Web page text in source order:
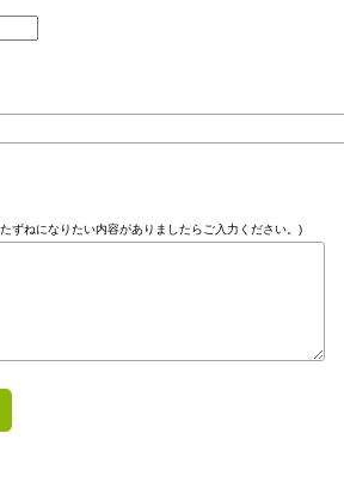
ずねになりたい内容がありましたらご入力ください。)